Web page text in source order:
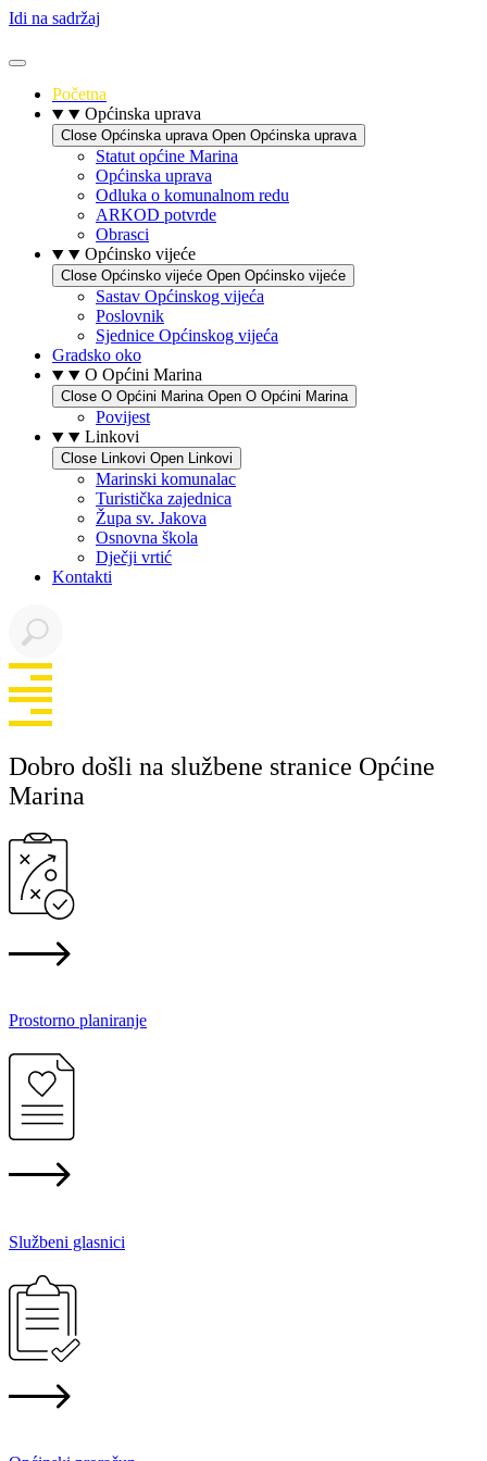
Idi na sadržaj
Početna
Općinska uprava
Close Općinska uprava Open Općinska uprava
Statut općine Marina
Općinska uprava
Odluka o komunalnom redu
ARKOD potvrde
Obrasci
Općinsko vijeće
Close Općinsko vijeće Open Općinsko vijeće
Sastav Općinskog vijeća
Poslovnik
Sjednice Općinskog vijeća
Gradsko oko
O Općini Marina
Close O Općini Marina Open O Općini Marina
Povijest
Linkovi
Close Linkovi Open Linkovi
Marinski komunalac
Turistička zajednica
Župa sv. Jakova
Osnovna škola
Dječji vrtić
Kontakti
Dobro došli na službene stranice Općine
Marina
Prostorno planiranje
Službeni glasnici